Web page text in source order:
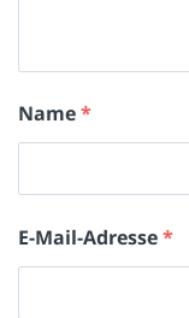
Name*
E-Mail-Adresse*